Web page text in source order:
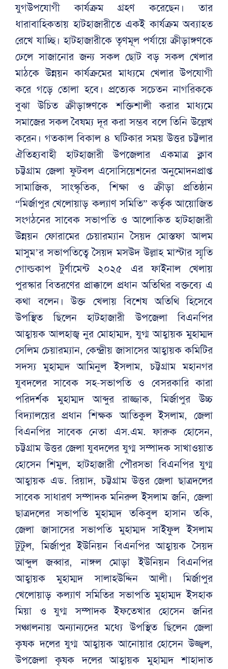
যুগউপযোগী কার্যক্রম গ্রহণ করেছেন। তার
ধারাবাহিকতায় হাটহাজারীতে একই কার্যক্রম অব্যাহত
রেখে যাচ্ছি। হাটহাজারীকে তৃণমূল পর্যায়ে ক্রীড়াঙ্গণকে
ঢেলে সাজানোর জন্য সকল ছোট বড় সকল খেলার
মাঠকে উন্নয়ন কার্যক্রমের মাধ্যমে খেলার উপযোগী
করে গড়ে তোলা হবে। প্রত্যেক সচেতন নাগরিককে
বুঝা উচিত ক্রীড়াঙ্গণকে শক্তিশালী করার মাধ্যমে
সমাজের সকল বৈষম্য দূর করা সম্ভব বলে তিনি উল্লেখ
করেন। গতকাল বিকাল ৪ ঘটিকার সময় উত্তর চট্টলার
ঐতিহ্যবাহী হাটহাজারী উপজেলার একমাত্র ক্লাব
চট্টগ্রাম জেলা ফুটবল এসোসিয়েশনের অনুমোদনপ্রাপ্ত
সামাজিক, সাংস্কৃতিক, শিক্ষা ও ক্রীড়া প্রতিষ্ঠান
“মির্জাপুর খেলোয়াড় কল্যাণ সমিতি” কর্তৃক আয়োজিত
সংগঠনের সাবেক সভাপতি ও আলোকিত হাটহাজারী
উন্নয়ন ফোরামের চেয়ারম্যান সৈয়দ মোস্তফা আলম
মাসুম’র সভাপতিত্বে সৈয়দ মসউদ উল্লাহ মাস্টার স্মৃতি
গোল্ডকাপ টুর্ণামেন্ট ২০২৫ এর ফাইনাল খেলায়
পুরস্কার বিতরণের প্রাক্কালে প্রধান অতিথির বক্তব্যে এ
কথা বলেন। উক্ত খেলায় বিশেষ অতিথি হিসেবে
উপস্থিত ছিলেন হাটহাজারী উপজেলা বিএনপির
আহ্বায়ক আলহাজ্ব নুর মোহাম্মদ, যুগ্ম আহ্বায়ক মুহাম্মদ
সেলিম চেয়ারম্যান, কেন্দ্রীয় জাসাসের আহ্বায়ক কমিটির
সদস্য মুহাম্মদ আমিনুল ইসলাম, চট্টগ্রাম মহানগর
যুবদলের সাবেক সহ-সভাপতি ও বেসরকারি কারা
পরিদর্শক মুহাম্মদ আব্দুর রাজ্জাক, মির্জাপুর উচ্চ
বিদ্যালয়ের প্রধান শিক্ষক আতিকুল ইসলাম, জেলা
বিএনপির সাবেক নেতা এস.এম. ফারুক হোসেন,
চট্টগ্রাম উত্তর জেলা যুবদলের যুগ্ম সম্পাদক সাখাওয়াত
হোসেন শিমুল, হাটহাজারী পৌরসভা বিএনপির যুগ্ম
আহ্বায়ক এড. রিয়াদ, চট্টগ্রাম উত্তর জেলা ছাত্রদলের
সাবেক সাধারণ সম্পাদক মনিরুল ইসলাম জনি, জেলা
ছাত্রদলের সভাপতি মুহাম্মদ তকিবুল হাসান তকি,
জেলা জাসাসের সভাপতি মুহাম্মদ সাইফুল ইসলাম
টুটুল, মির্জাপুর ইউনিয়ন বিএনপির আহ্বায়ক সৈয়দ
আব্দুল জব্বার, নাঙ্গল মোড়া ইউনিয়ন বিএনপির
আহ্বায়ক মুহাম্মদ সালাহউদ্দিন আলী। মির্জাপুর
খেলোয়াড় কল্যাণ সমিতির সভাপতি মুহাম্মদ ইসহাক
মিয়া ও যুগ্ম সম্পাদক ইফতেখার হোসেন জনির
সঞ্চালনায় অন্যান্যদের মধ্যে উপস্থিত ছিলেন জেলা
কৃষক দলের যুগ্ম আহ্বায়ক আনোয়ার হোসেন উজ্জ্বল,
উপজেলা কৃষক দলের আহ্বায়ক মুহাম্মদ শাহাদাত